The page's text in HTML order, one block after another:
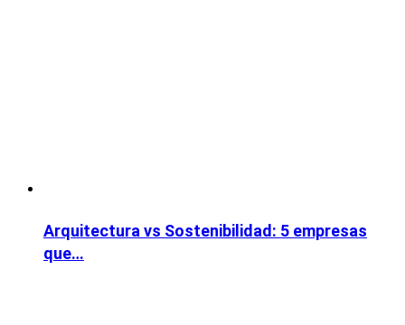
Arquitectura vs Sostenibilidad: 5 empresas
que…